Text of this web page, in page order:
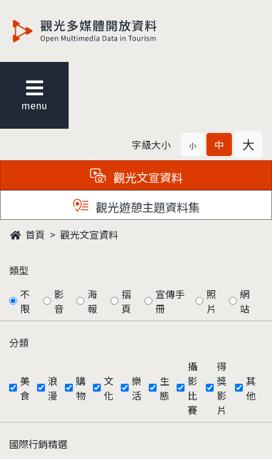
menu
字級大小 小 中 大
觀光文宣資料
觀光遊憩主題資料集
首頁 觀光文宣資料
類型
不
限
影
音
海
報
摺
頁
宣傳手
冊
照
片
網
站
分類
美
食
浪
漫
購
物
文
化
樂
活
生
態
攝
影
比
賽
得
獎
影
片
其
他
國際行銷精選